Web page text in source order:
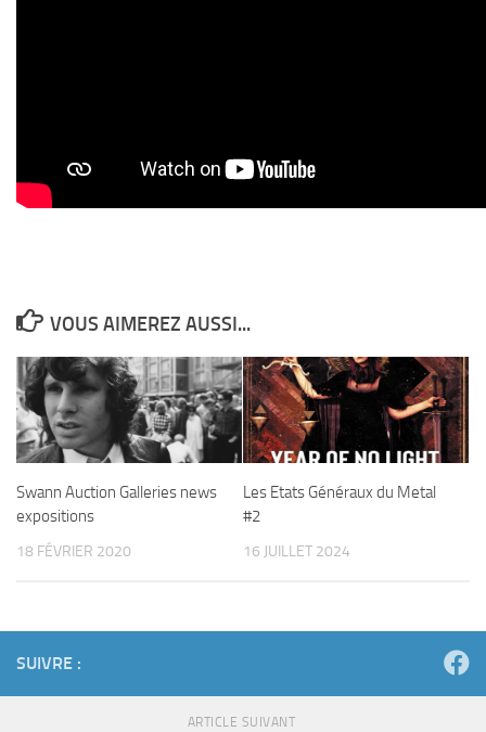
VOUS AIMEREZ AUSSI...
Swann Auction Galleries news
expositions
18 FÉVRIER 2020
Les Etats Généraux du Metal
#2
16 JUILLET 2024
SUIVRE :
ARTICLE SUIVANT